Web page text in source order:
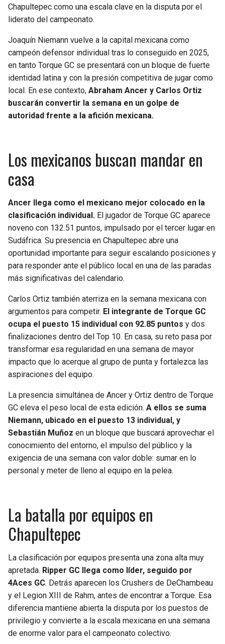
Chapultepec como una escala clave en la disputa por el
liderato del campeonato.
Joaquín Niemann vuelve a la capital mexicana como
campeón defensor individual tras lo conseguido en 2025,
en tanto Torque GC se presentará con un bloque de fuerte
identidad latina y con la presión competitiva de jugar como
local. En ese contexto, Abraham Ancer y Carlos Ortiz
buscarán convertir la semana en un golpe de
autoridad frente a la afición mexicana.
Los mexicanos buscan mandar en
casa
Ancer llega como el mexicano mejor colocado en la
clasificación individual. El jugador de Torque GC aparece
noveno con 132.51 puntos, impulsado por el tercer lugar en
Sudáfrica. Su presencia en Chapultepec abre una
oportunidad importante para seguir escalando posiciones y
para responder ante el público local en una de las paradas
más significativas del calendario.
Carlos Ortiz también aterriza en la semana mexicana con
argumentos para competir. El integrante de Torque GC
ocupa el puesto 15 individual con 92.85 puntos y dos
finalizaciones dentro del Top 10. En casa, su reto pasa por
transformar esa regularidad en una semana de mayor
impacto que lo acerque al grupo de punta y fortalezca las
aspiraciones del equipo.
La presencia simultánea de Ancer y Ortiz dentro de Torque
GC eleva el peso local de esta edición. A ellos se suma
Niemann, ubicado en el puesto 13 individual, y
Sebastián Muñoz en un bloque que buscará aprovechar el
conocimiento del entorno, el impulso del público y la
exigencia de una semana con valor doble: sumar en lo
personal y meter de lleno al equipo en la pelea.
La batalla por equipos en
Chapultepec
La clasificación por equipos presenta una zona alta muy
apretada. Ripper GC llega como líder, seguido por
4Aces GC. Detrás aparecen los Crushers de DeChambeau
y el Legion XIII de Rahm, antes de encontrar a Torque. Esa
diferencia mantiene abierta la disputa por los puestos de
privilegio y convierte a la escala mexicana en una semana
de enorme valor para el campeonato colectivo.